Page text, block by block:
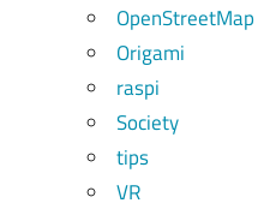
OpenStreetMap
Origami
raspi
Society
tips
VR